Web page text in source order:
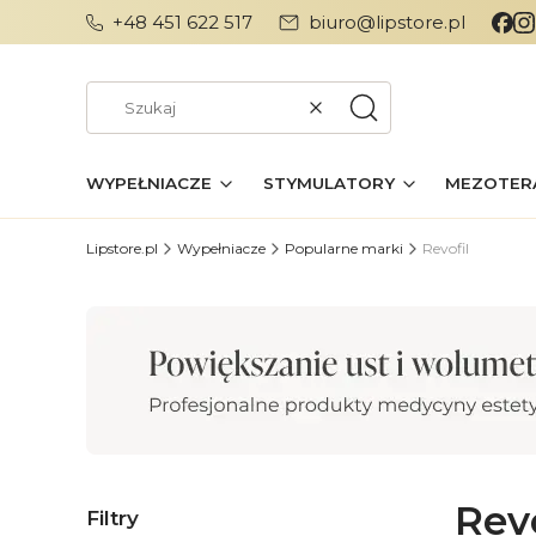
+48 451 622 517 biuro@lipstore.pl
WyczyśćSzukaj
WYPEŁNIACZE STYMULATORY
Lipstore.pl Wypełniacze Popularne marki Revofil
Filtry